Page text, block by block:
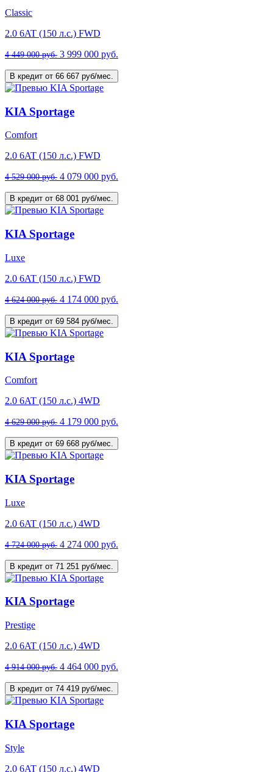
Classic
2.0 6AT (150 л.с.) FWD
4 449 000 руб. 3 999 000 руб.
В кредит от 66 667 руб/мес.
KIA Sportage
Comfort
2.0 6AT (150 л.с.) FWD
4 529 000 руб. 4 079 000 руб.
В кредит от 68 001 руб/мес.
KIA Sportage
Luxe
2.0 6AT (150 л.с.) FWD
4 624 000 руб. 4 174 000 руб.
В кредит от 69 584 руб/мес.
KIA Sportage
Comfort
2.0 6AT (150 л.с.) 4WD
4 629 000 руб. 4 179 000 руб.
В кредит от 69 668 руб/мес.
KIA Sportage
Luxe
2.0 6AT (150 л.с.) 4WD
4 724 000 руб. 4 274 000 руб.
В кредит от 71 251 руб/мес.
KIA Sportage
Prestige
2.0 6AT (150 л.с.) 4WD
4 914 000 руб. 4 464 000 руб.
В кредит от 74 419 руб/мес.
KIA Sportage
Style
2.0 6AT (150 л.с.) 4WD